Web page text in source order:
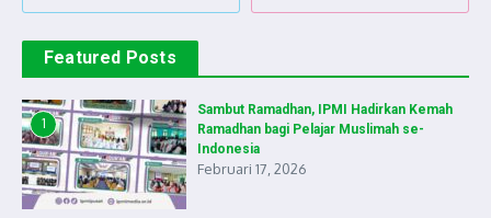
Featured Posts
1
Sambut Ramadhan, IPMI Hadirkan Kemah
Ramadhan bagi Pelajar Muslimah se-
Indonesia
Februari 17, 2026